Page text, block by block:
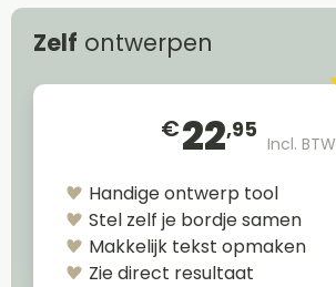
Zelf ontwerpen
€22,95
Incl. BTW
Handige ontwerp tool
Stel zelf je bordje samen
Makkelijk tekst opmaken
Zie direct resultaat